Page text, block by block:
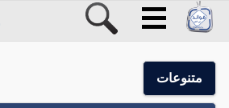
متنوعات